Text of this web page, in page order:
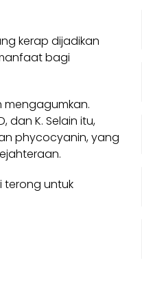
kerap dijadikan
bagi
mengagumkan.
dan K. Selain itu,
phycocyanin, yang
terong untuk